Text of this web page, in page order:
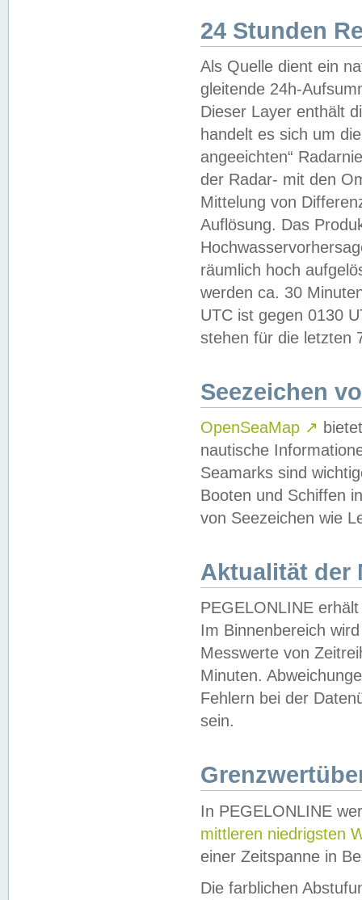
24 Stunden
Als Quelle dient ein
gleitende 24h-
Dieser Layer enthält
handelt es sich um
angeeichten“
der Radar- mit den
Mittelung von
Auflösung. Das
räumlich hoch
werden ca. 30
UTC ist gegen 0130
stehen für die letzten
Seezeichen
OpenSeaMap ↗
nautische
Seamarks sind
Booten und Schiffen
von Seezeichen wie
Aktualität der
PEGELONLINE
Im Binnenbereich
Messwerte von
Minuten.
Fehlern bei der
sein.
In PEGELONLINE
mittleren niedrigsten
einer Zeitspanne in
Die farblichen